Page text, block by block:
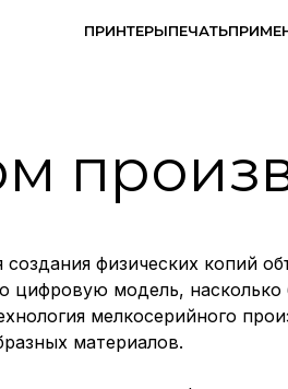
ПРИНТЕРЫПЕЧАТЬ
создания физических
модель,
мелкосерийного
материалов.